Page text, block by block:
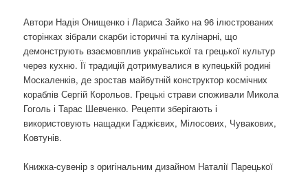
Автори Надія Онищенко і Лариса Зайко на 96 ілюстрованих
сторінках зібрали скарби історичні та кулінарні, що
демонструють взаємовплив української та грецької культур
через кухню. Її традицій дотримувалися в купецькій родині
Москаленків, де зростав майбутній конструктор космічних
кораблів Сергій Корольов. Грецькі страви споживали Микола
Гоголь і Тарас Шевченко. Рецепти зберігають і
використовують нащадки Гаджієвих, Мілосових, Чувакових,
Ковтунів.
Книжка-сувенір з оригінальним дизайном Наталії Парецької